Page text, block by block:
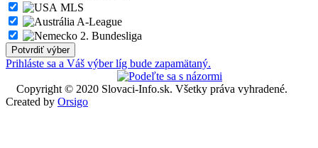
MLS
A-League
2. Bundesliga
Prihláste sa a Váš výber líg bude zapamätaný.
Copyright © 2020 Slovaci-Info.sk. Všetky práva vyhradené.
Created by Orsigo